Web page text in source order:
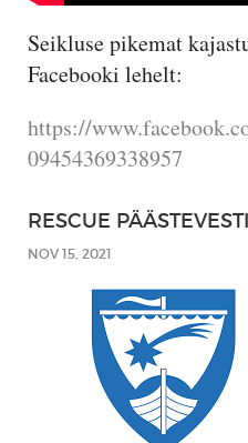
Seikluse pikemat
Facebooki lehelt:
https://
09454369338957
RESCUE
NOV 15, 2021